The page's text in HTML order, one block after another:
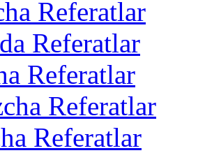
Referatlar
Referatlar
Referatlar
Referatlar
Referatlar